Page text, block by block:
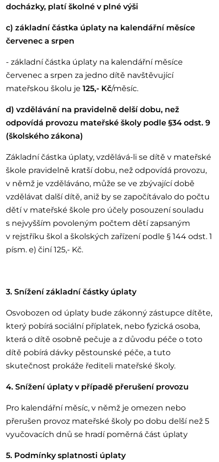
docházky, platí školné v plné výši
c) základní částka úplaty na kalendářní měsíce
červenec a srpen
- základní částka úplaty na kalendářní měsíce
červenec a srpen za jedno dítě navštěvující
mateřskou školu je 125,- Kč/měsíc.
d) vzdělávání na pravidelně delší dobu, než
odpovídá provozu mateřské školy podle §34 odst. 9
(školského zákona)
Základní částka úplaty, vzdělává-li se dítě v mateřské
škole pravidelně kratší dobu, než odpovídá provozu,
v němž je vzděláváno, může se ve zbývající době
vzdělávat další dítě, aniž by se započítávalo do počtu
dětí v mateřské škole pro účely posouzení souladu
s nejvyšším povoleným počtem dětí zapsaným
v rejstříku škol a školských zařízení podle § 144 odst. 1
písm. e) činí 125,- Kč.
3. Snížení základní částky úplaty
Osvobozen od úplaty bude zákonný zástupce dítěte,
který pobírá sociální příplatek, nebo fyzická osoba,
která o dítě osobně pečuje a z důvodu péče o toto
dítě pobírá dávky pěstounské péče, a tuto
skutečnost prokáže řediteli mateřské školy.
4. Snížení úplaty v případě přerušení provozu
Pro kalendářní měsíc, v němž je omezen nebo
přerušen provoz mateřské školy po dobu delší než 5
vyučovacích dnů se hradí poměrná část úplaty
5. Podmínky splatnosti úplaty